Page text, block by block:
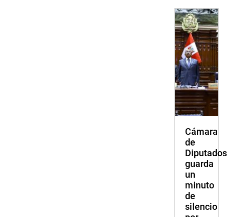
Cámara
de
Diputados
guarda
un
minuto
de
silencio